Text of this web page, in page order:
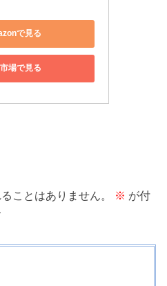
で見る
場で見る
ことはありません。 ※ が付